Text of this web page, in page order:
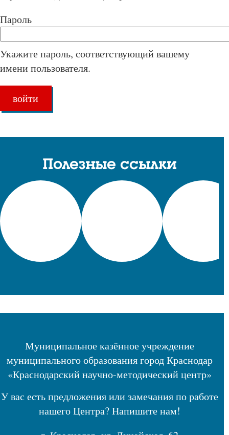
Пароль
Укажите пароль, соответствующий вашему
имени пользователя.
Полезные ссылки
Муниципальное казённое учреждение
муниципального образования город Краснодар
«Краснодарский научно-методический центр»
У вас есть предложения или замечания по работе
нашего Центра? Напишите нам!